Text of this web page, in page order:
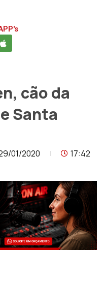
cão da
Santa
01/2020 17:42